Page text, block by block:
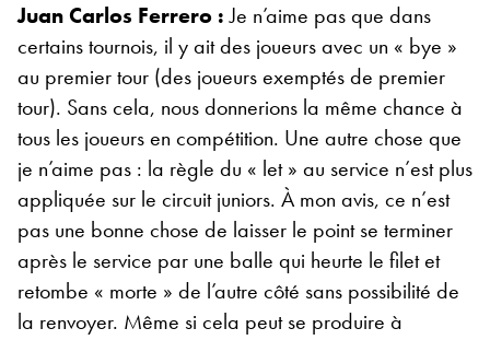
Juan Carlos Ferrero :Je n’aime pas que dans
certains tournois, il y ait des joueurs avec un « bye »
au premier tour (des joueurs exemptés de premier
tour). Sans cela, nous donnerions la même chance à
tous les joueurs en compétition. Une autre chose que
je n’aime pas : la règle du « let » au service n’est plus
appliquée sur le circuit juniors. À mon avis, ce n’est
pas une bonne chose de laisser le point se terminer
après le service par une balle qui heurte le filet et
retombe « morte » de l’autre côté sans possibilité de
la renvoyer. Même si cela peut se produire à